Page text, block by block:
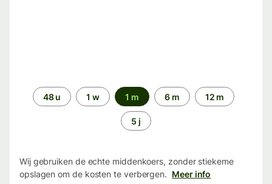
Periode48 u 1 w 1 m 6 m 12 m
5 j
Wij gebruiken de echte middenkoers, zonder stiekeme
opslagen om de kosten te verbergen. Meer info